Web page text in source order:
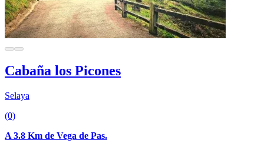
Cabaña los Picones
Selaya
(0)
A 3.8 Km de Vega de Pas.